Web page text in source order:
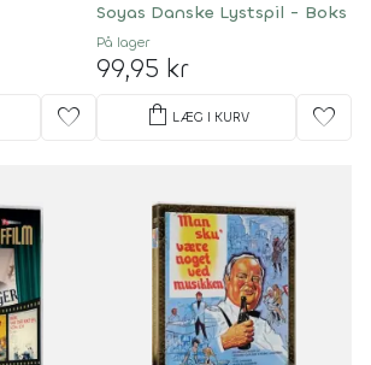
favorite
Soyas Danske Lystspil - Boks
På lager
99,95 kr
shopping_bag LÆG I KURV favorite